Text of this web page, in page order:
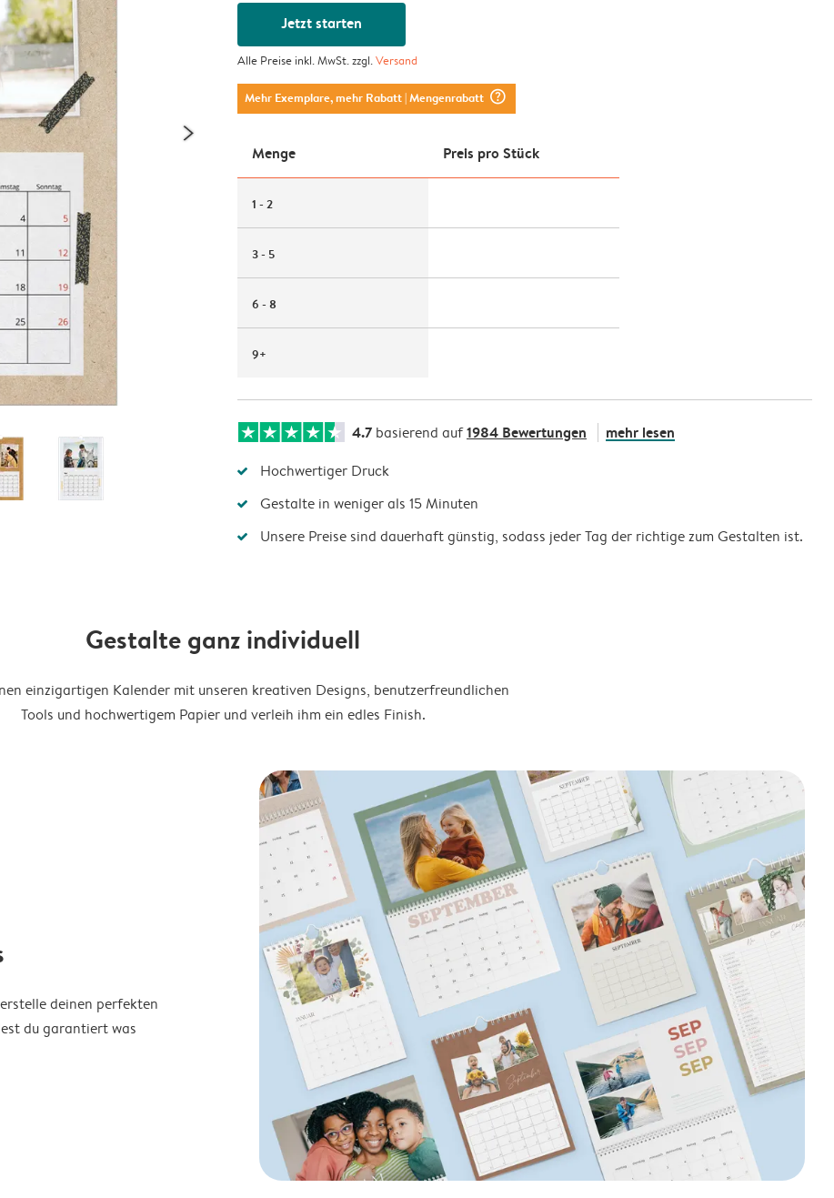
Jetzt starten
Alle Preise inkl. MwSt. zzgl.Versand
Mehr Exemplare, mehr Rabatt| Mengenrabatt question_mark_circle
Menge Preis pro Stück
1 - 2
3 - 5
6 - 8
9+
4.7 basierend auf1984 Bewertungen mehr lesen
Hochwertiger Druck
Gestalte in weniger als 15 Minuten
Unsere Preise sind dauerhaft günstig, sodass jeder Tag der richtige zum Gestalten ist.
Gestalte ganz individuell
einzigartigen Kalender mit unseren kreativen Designs, benutzerfreundlichen
Tools und hochwertigem Papier und verleih ihm ein edles Finish.
deinen perfekten
du garantiert was